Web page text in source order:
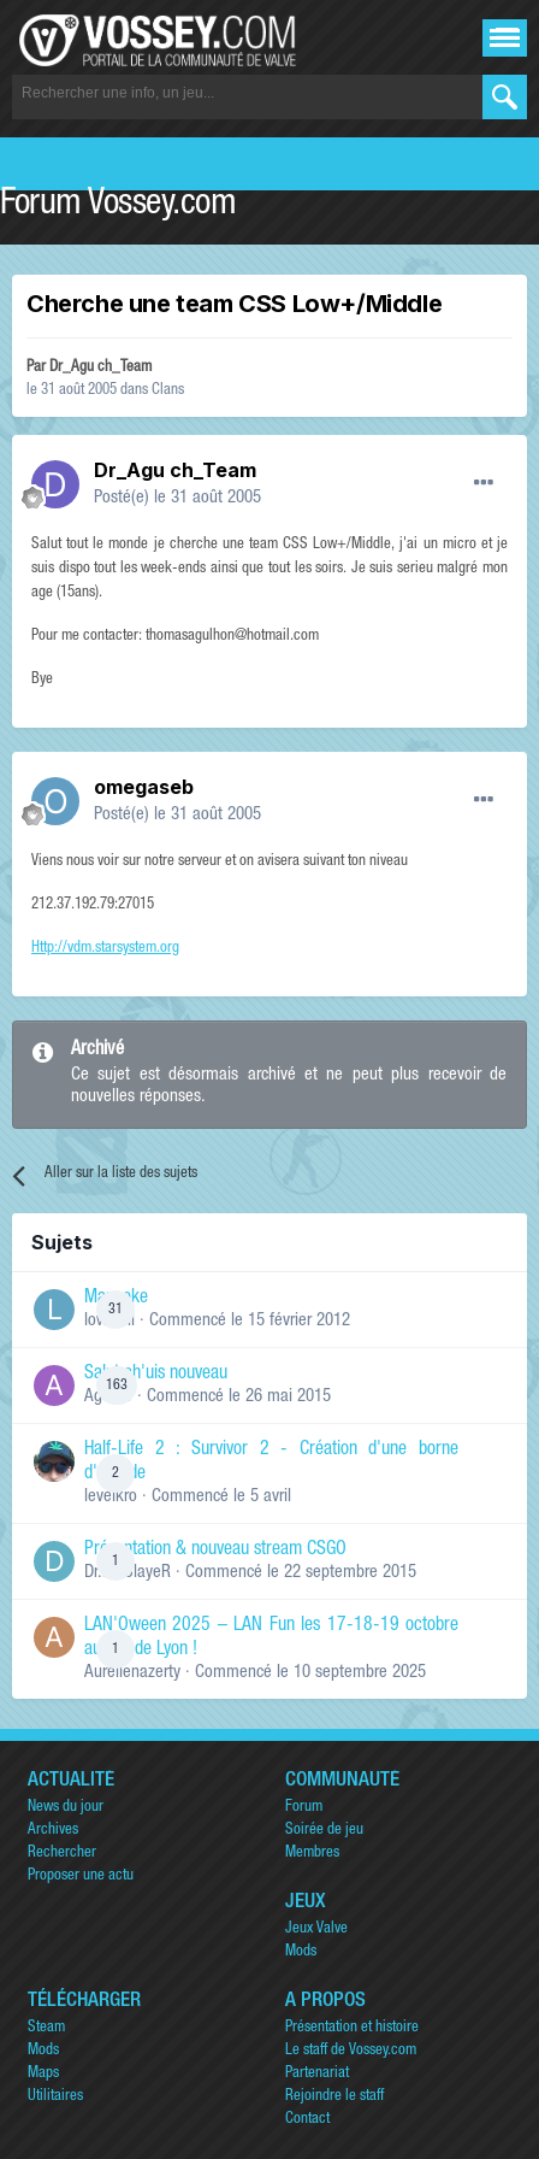
Forum Vossey.com
Cherche une team CSS Low+/Middle
ParDr_Agu ch_Team
le 31 août 2005 dans Clans
Dr_Agu ch_Team
Posté(e) le 31 août 2005
Salut tout le monde je cherche une team CSS Low+/Middle, j'ai un micro et je
suis dispo tout les week-ends ainsi que tout les soirs. Je suis serieu malgré mon
age (15ans).
Pour me contacter: thomasagulhon@hotmail.com
Bye
omegaseb
Posté(e) le 31 août 2005
Viens nous voir sur notre serveur et on avisera suivant ton niveau
212.37.192.79:27015
Http://vdm.starsystem.org
Archivé
Ce sujet est désormais archivé et ne peut plus recevoir de
nouvelles réponses.
Aller sur la liste des sujets
Sujets
31
Manneke
lowskill · Commencé le 15 février 2012
163
Salut ch'uis nouveau
Ag0Nie · Commencé le 26 mai 2015
2
Half-Life 2 : Survivor 2 - Création d'une borne
d'arcade
levelkro · Commencé le 5 avril
Présentation & nouveau stream CSGO
Dr.KinSlayeR · Commencé le 22 septembre 2015
LAN'Oween 2025 – LAN Fun les 17-18-19 octobre
au sud de Lyon !
Aurelienazerty · Commencé le 10 septembre 2025
ACTUALITÉ
News du jour
Archives
Rechercher
Proposer une actu
COMMUNAUTÉ
Forum
Soirée de jeu
Membres
JEUX
Jeux Valve
Mods
TÉLÉCHARGER
Steam
Mods
Maps
Utilitaires
A PROPOS
Présentation et histoire
Le staff de Vossey.com
Partenariat
Rejoindre le staff
Contact